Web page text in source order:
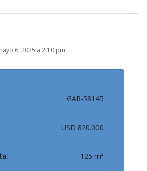
6, 2025 a 2:10 pm
GAR-58145
USD 820.000
125 m²